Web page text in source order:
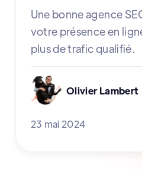
Une bonne agence
votre présence en
plus de trafic qualifié.
Olivier Lambert
23 mai 2024